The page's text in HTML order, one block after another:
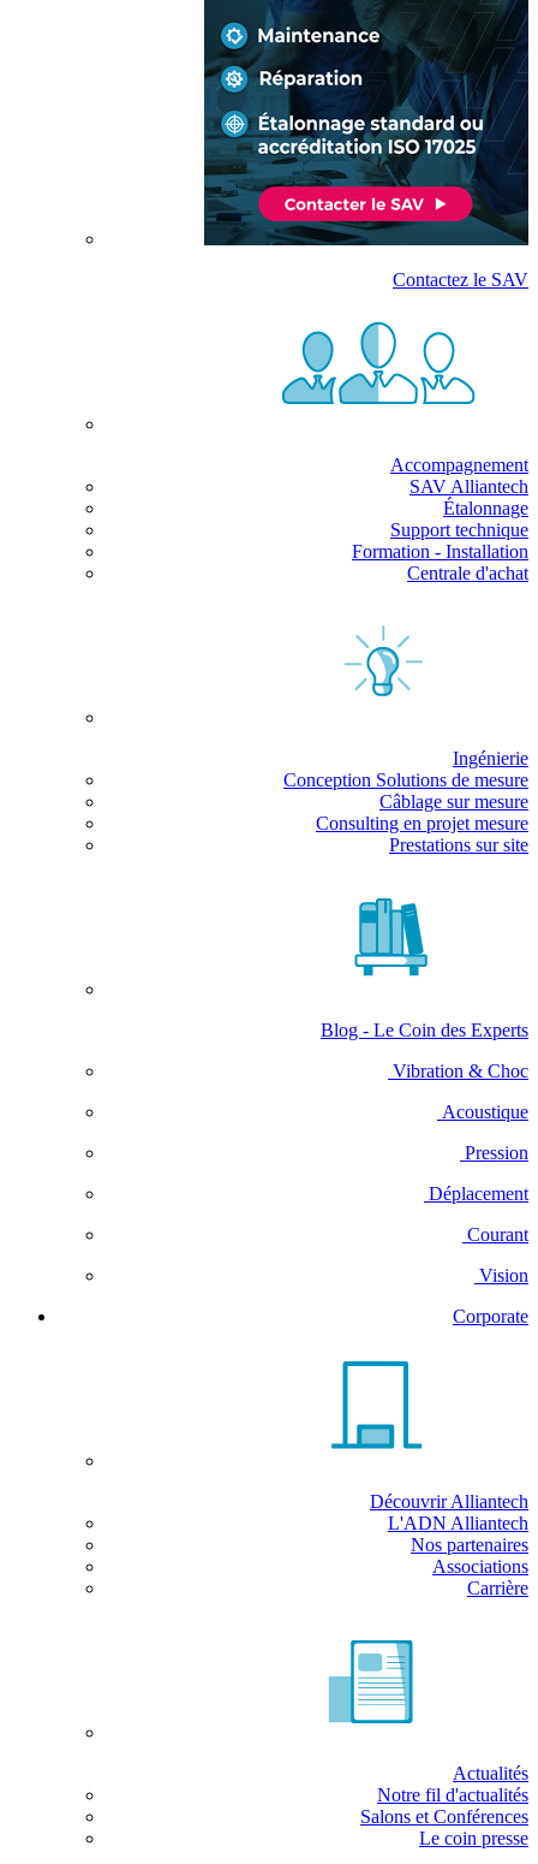
Contactez le SAV
Accompagnement
SAV Alliantech
Étalonnage
Support technique
Formation - Installation
Centrale d'achat
Ingénierie
Conception Solutions de mesure
Câblage sur mesure
Consulting en projet mesure
Prestations sur site
Blog - Le Coin des Experts
Vibration & Choc
Acoustique
Pression
Déplacement
Courant
Vision
Corporate
Découvrir Alliantech
L'ADN Alliantech
Nos partenaires
Associations
Carrière
Actualités
Notre fil d'actualités
Salons et Conférences
Le coin presse